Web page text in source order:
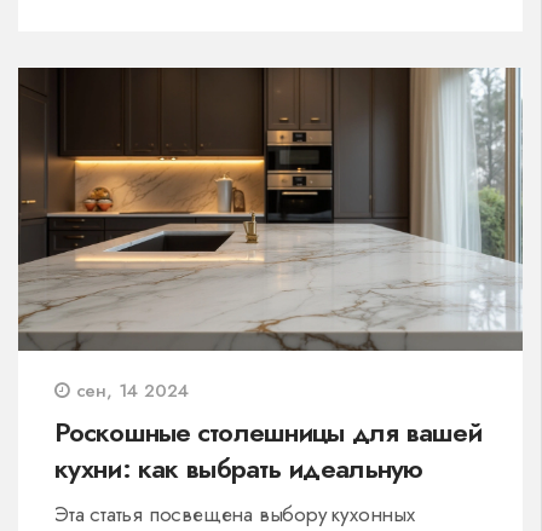
сен, 14 2024
Роскошные столешницы для вашей
кухни: как выбрать идеальную
Эта статья посвещена выбору кухонных